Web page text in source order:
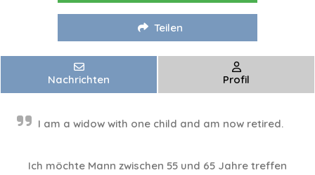
Teilen
Nachrichten Profil
I am a widow with one child and am now retired.
Ich möchte Mann zwischen 55 und 65 Jahre treffen